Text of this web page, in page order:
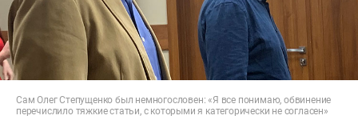
Сам Олег Степущенко был немногословен: «Я все понимаю, обвинение
перечислило тяжкие статьи, с которыми я категорически не согласен»